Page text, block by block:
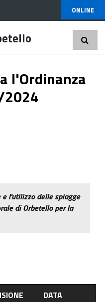
ONLINE
l'Ordinanza
l'utilizzo delle spiagge
di Orbetello per la
DATA